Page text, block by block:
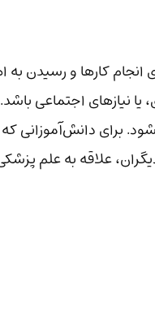
انجام کارها و رسیدن
نیازهای اجتماعی
برای دانش‌آموزانی
علاقه به علم